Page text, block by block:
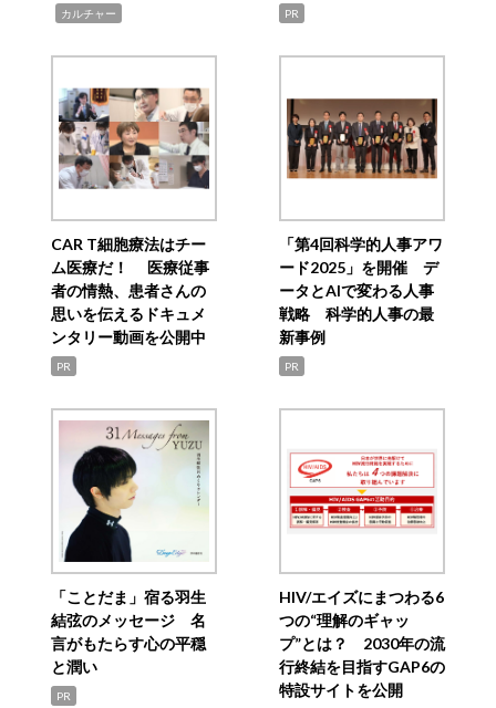
カルチャー PR
CAR T細胞療法はチー
ム医療だ！ 医療従事
者の情熱、患者さんの
思いを伝えるドキュメ
ンタリー動画を公開中
PR
「第4回科学的人事アワ
ード2025」を開催 デ
ータとAIで変わる人事
戦略 科学的人事の最
新事例
PR
「ことだま」宿る羽生
結弦のメッセージ 名
言がもたらす心の平穏
と潤い
PR
HIV/エイズにまつわる6
つの“理解のギャッ
プ”とは？ 2030年の流
行終結を目指すGAP6の
特設サイトを公開